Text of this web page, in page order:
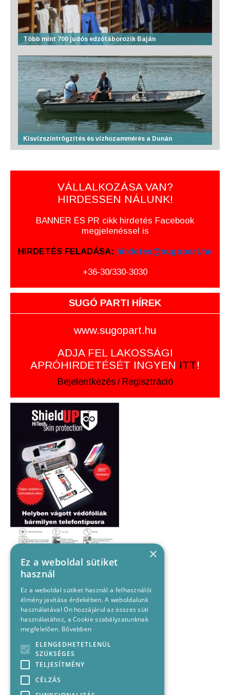
Több mint 700 judós edzőtáborozik Baján
Kisvízszintrögzítés és vízhozammérés a Dunán
VÁLLALKOZÁSA VAN?
HIRDESSEN NÁLUNK!
BANNER ÉS PR cikk hirdetés Facebook
megjelenéssel is
HIRDETÉS FELADÁSA: hirdetes@sugopart.hu
+36-30/330-3030
SUGÓ PARTI HÍREK
www.sugopart.hu
ADJA FEL LAKOSSÁGI
APRÓHIRDETÉSÉT INGYEN ITT!
Bejelentkezés / Regisztráció
×
Ez a weboldal sütiket
használ
Ez a weboldal sütiket használ a felhasználói
élmény javítása érdekében. A weboldalunk
használatával Ön hozzájárul az összes süti
használatához, a Cookie szabályzatunknak
megfelelően. Bővebben
ELENGEDHETETLENÜL
SZÜKSÉGES
TELJESÍTMÉNY
CÉLZÁS